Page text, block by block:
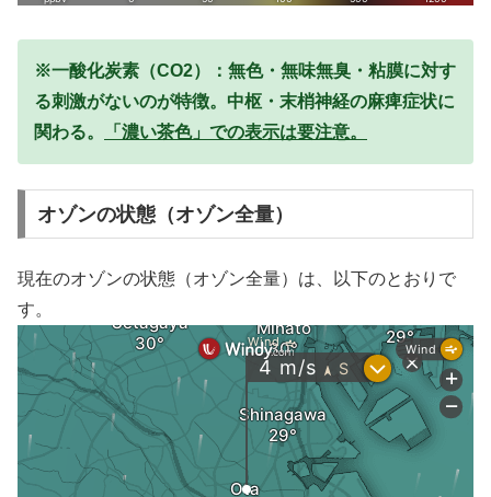
※一酸化炭素（CO2）：無色・無味無臭・粘膜に対す
る刺激がないのが特徴。中枢・末梢神経の麻痺症状に
関わる。
「濃い茶色」での表示は要注意。
オゾンの状態（オゾン全量）
現在のオゾンの状態（オゾン全量）は、以下のとおりで
す。